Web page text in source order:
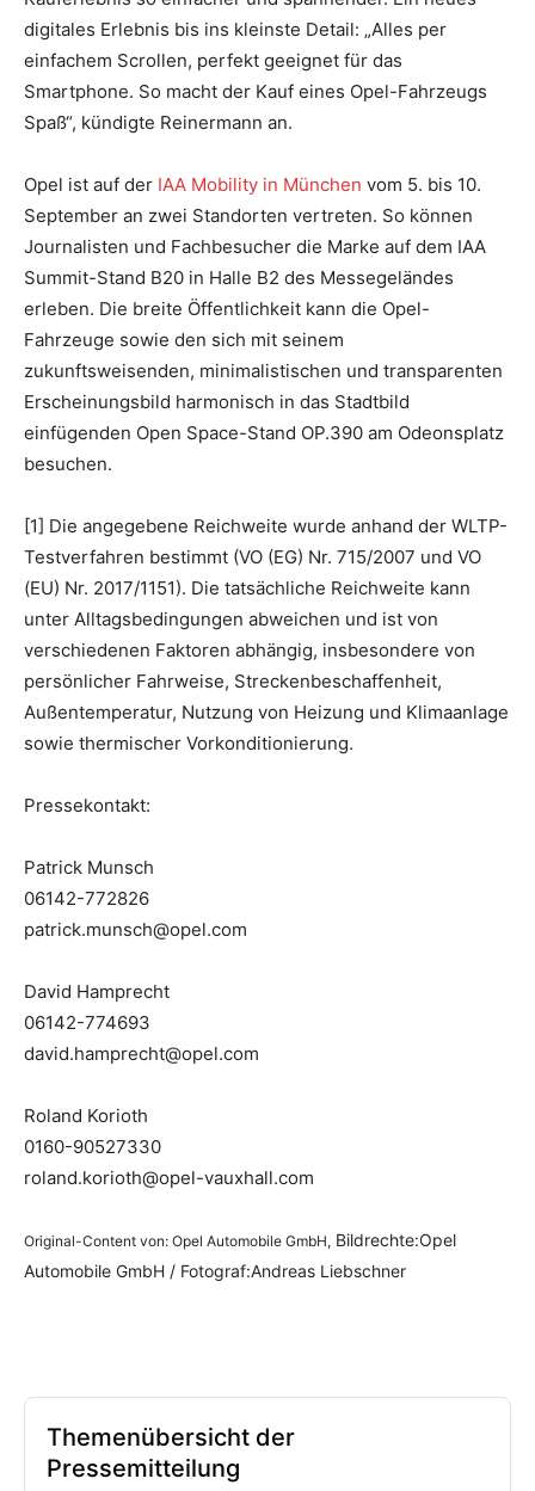
digitales Erlebnis bis ins kleinste Detail: „Alles per
einfachem Scrollen, perfekt geeignet für das
Smartphone. So macht der Kauf eines Opel-Fahrzeugs
Spaß“, kündigte Reinermann an.
Opel ist auf der IAA Mobility in München vom 5. bis 10.
September an zwei Standorten vertreten. So können
Journalisten und Fachbesucher die Marke auf dem IAA
Summit-Stand B20 in Halle B2 des Messegeländes
erleben. Die breite Öffentlichkeit kann die Opel-
Fahrzeuge sowie den sich mit seinem
zukunftsweisenden, minimalistischen und transparenten
Erscheinungsbild harmonisch in das Stadtbild
einfügenden Open Space-Stand OP.390 am Odeonsplatz
besuchen.
[1] Die angegebene Reichweite wurde anhand der WLTP-
Testverfahren bestimmt (VO (EG) Nr. 715/2007 und VO
(EU) Nr. 2017/1151). Die tatsächliche Reichweite kann
unter Alltagsbedingungen abweichen und ist von
verschiedenen Faktoren abhängig, insbesondere von
persönlicher Fahrweise, Streckenbeschaffenheit,
Außentemperatur, Nutzung von Heizung und Klimaanlage
sowie thermischer Vorkonditionierung.
Pressekontakt:
Patrick Munsch
06142-772826
patrick.munsch@opel.com
David Hamprecht
06142-774693
david.hamprecht@opel.com
Roland Korioth
0160-90527330
roland.korioth@opel-vauxhall.com
Original-Content von: Opel Automobile GmbH, Bildrechte:Opel
Automobile GmbH / Fotograf:Andreas Liebschner
Themenübersicht der
Pressemitteilung